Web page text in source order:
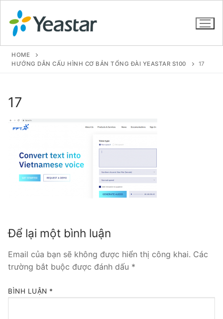
SẢN PHẨM
VOIP PBX FOR SME
Tổng đài VoIP Yeastar S412
Tổng đài VoIP Yeastar S20
Tổng đài VoIP Yeastar S50
Tổng đài VoIP Yeastar S300
HOSTED PHONE SYSTEM
HOME
HƯỚNG DẪN CẤU HÌNH CƠ BẢN TỔNG ĐÀI YEASTAR S100
17
17
Để lại một bình luận
Email của bạn sẽ không được hiển thị công khai. Các
trường bắt buộc được đánh dấu *
BÌNH LUẬN *